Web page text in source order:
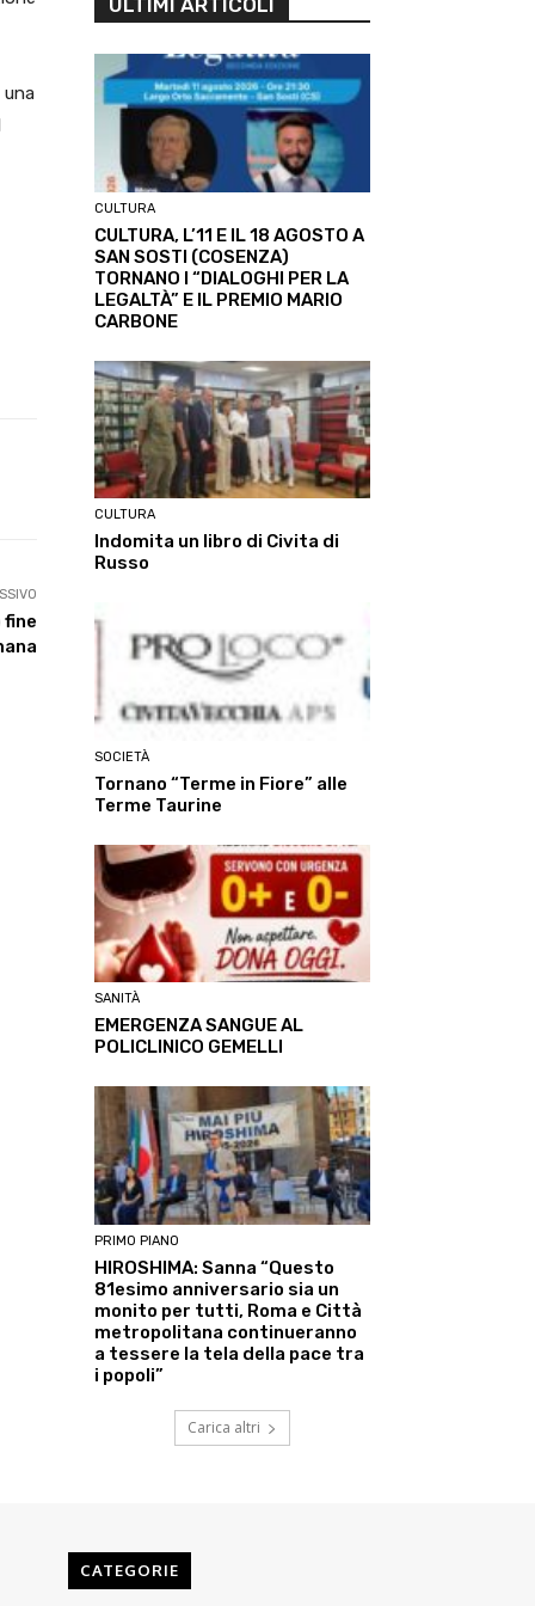
Linkedin ReddIt Tumblr
fine
ULTIMI ARTICOLI
CULTURA
CULTURA, L’11 E IL 18 AGOSTO A
SAN SOSTI (COSENZA)
TORNANO I “DIALOGHI PER LA
LEGALTÀ” E IL PREMIO MARIO
CARBONE
CULTURA
Indomita un libro di Civita di
Russo
SOCIETÀ
Tornano “Terme in Fiore” alle
Terme Taurine
SANITÀ
EMERGENZA SANGUE AL
POLICLINICO GEMELLI
PRIMO PIANO
HIROSHIMA: Sanna “Questo
81esimo anniversario sia un
monito per tutti, Roma e Città
metropolitana continueranno
a tessere la tela della pace tra
i popoli”
Carica altri
CATEGORIE